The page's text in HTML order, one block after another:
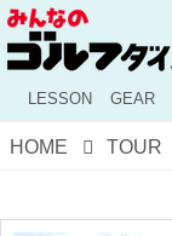
LESSON GEAR
HOME TOUR